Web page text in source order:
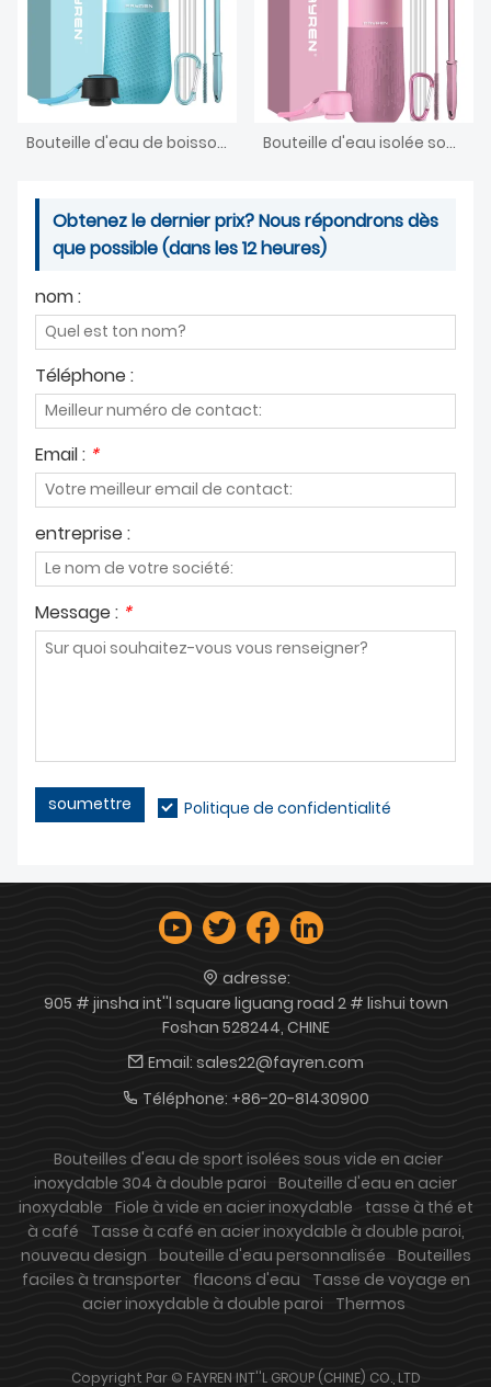
Bouteille d'eau de boisson de sport en métal inoxydable de marque privée Bouteille d'eau isolée sous vide réutilisable sans BPA en acier inoxydable pour sport
Obtenez le dernier prix? Nous répondrons dès
que possible (dans les 12 heures)
nom :
Téléphone :
Email : *
entreprise :
Message : *
soumettre Politique de confidentialité
adresse:
905 # jinsha int''l square liguang road 2 # lishui town
Foshan 528244, CHINE
Email: sales22@fayren.com
Téléphone: +86-20-81430900
Bouteilles d'eau de sport isolées sous vide en acier
inoxydable 304 à double paroi Bouteille d'eau en acier
inoxydable Fiole à vide en acier inoxydable
tasse à thé et
à café
Tasse à café en acier inoxydable à double paroi,
nouveau design bouteille d'eau personnalisée Bouteilles
faciles à transporter
flacons d'eau
Tasse de voyage en
acier inoxydable à double paroi
Thermos
Copyright Par © FAYREN INT''L GROUP (CHINE) CO., LTD